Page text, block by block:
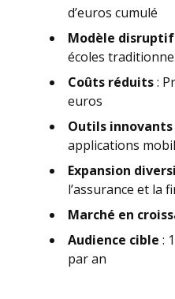
d’euros cumulé
Modèle disruptif
écoles
Coûts réduits:
euros
Outils innovants
applications
Expansion
l’assurance et la
Marché en
Audience cible :
par an